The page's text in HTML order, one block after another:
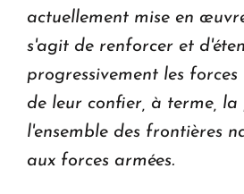
actuellement mise en
s'agit de renforcer et
progressivement les
de leur confier, à terme,
l'ensemble des frontières
aux forces armées.